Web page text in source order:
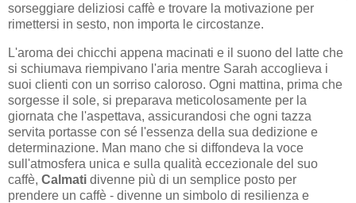
sorseggiare deliziosi caffè e trovare la motivazione per
rimettersi in sesto, non importa le circostanze.
L'aroma dei chicchi appena macinati e il suono del latte che
si schiumava riempivano l'aria mentre Sarah accoglieva i
suoi clienti con un sorriso caloroso. Ogni mattina, prima che
sorgesse il sole, si preparava meticolosamente per la
giornata che l'aspettava, assicurandosi che ogni tazza
servita portasse con sé l'essenza della sua dedizione e
determinazione. Man mano che si diffondeva la voce
sull'atmosfera unica e sulla qualità eccezionale del suo
caffè, Calmati divenne più di un semplice posto per
prendere un caffè - divenne un simbolo di resilienza e